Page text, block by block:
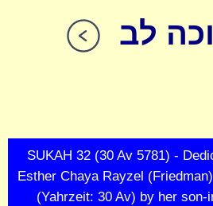
לב
SUKAH 32 (30 Av 5781) -
Esther Chaya Rayzel
(Yahrzeit: 30 Av) by her son-